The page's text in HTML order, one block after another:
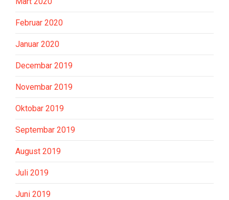
Februar 2020
Januar 2020
Decembar 2019
Novembar 2019
Oktobar 2019
Septembar 2019
August 2019
Juli 2019
Juni 2019